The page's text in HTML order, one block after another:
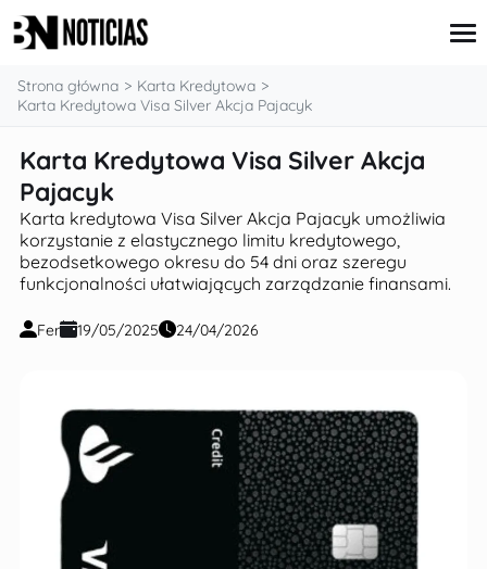
treści
Karta Kredytowa
Kredyt Hipoteczny
Kredyt Konsumpcyjny
Inwestycje
Oszczędzanie
Strona główna
Karta Kredytowa
Karta Kredytowa Visa Silver Akcja Pajacyk
Karta Kredytowa Visa Silver Akcja
Pajacyk
Karta kredytowa Visa Silver Akcja Pajacyk umożliwia
korzystanie z elastycznego limitu kredytowego,
bezodsetkowego okresu do 54 dni oraz szeregu
funkcjonalności ułatwiających zarządzanie finansami.
Fer 19/05/2025 24/04/2026